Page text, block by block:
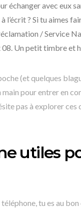
échanger avec eux
l’écrit ? Si tu aimes
/ Service
Un petit timbre et
(et quelques
pour entrer en
pas à explorer
utiles
tu es au